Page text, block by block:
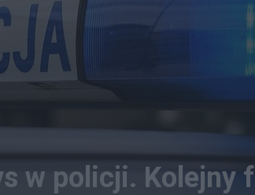
w policji. Kolejny